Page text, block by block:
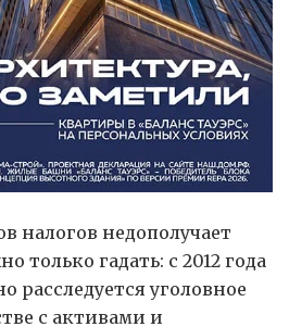
налогов недополучает
только гадать: с 2012 года
расследуется уголовное
с активами и